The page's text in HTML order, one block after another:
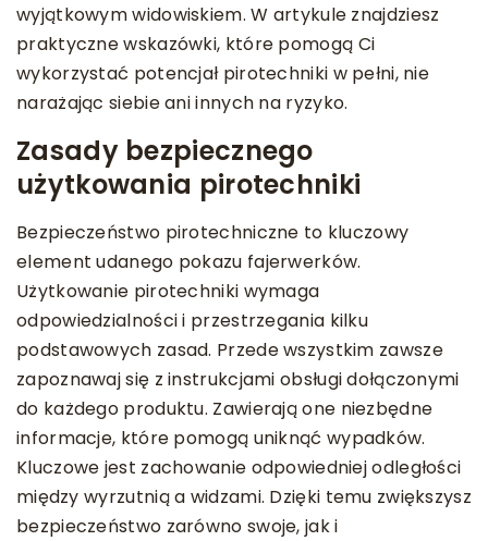
wyjątkowym widowiskiem. W artykule znajdziesz
praktyczne wskazówki, które pomogą Ci
wykorzystać potencjał pirotechniki w pełni, nie
narażając siebie ani innych na ryzyko.
Zasady bezpiecznego
użytkowania pirotechniki
Bezpieczeństwo pirotechniczne to kluczowy
element udanego pokazu fajerwerków.
Użytkowanie pirotechniki wymaga
odpowiedzialności i przestrzegania kilku
podstawowych zasad. Przede wszystkim zawsze
zapoznawaj się z instrukcjami obsługi dołączonymi
do każdego produktu. Zawierają one niezbędne
informacje, które pomogą uniknąć wypadków.
Kluczowe jest zachowanie odpowiedniej odległości
między wyrzutnią a widzami. Dzięki temu zwiększysz
bezpieczeństwo zarówno swoje, jak i